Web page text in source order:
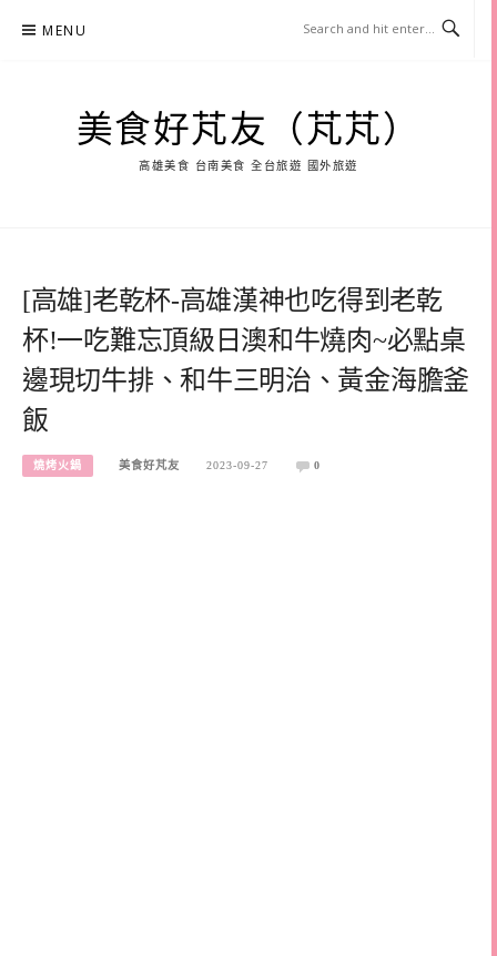
MENU
美食好芃友（芃芃）
高雄美食 台南美食 全台旅遊 國外旅遊
[高雄]老乾杯-高雄漢神也吃得到老乾
杯!一吃難忘頂級日澳和牛燒肉~必點桌
邊現切牛排、和牛三明治、黃金海膽釜
飯
燒烤火鍋 美食好芃友 2023-09-27 0